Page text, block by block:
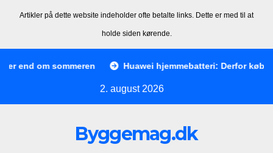
Artikler på dette website indeholder ofte betalte links. Dette er med til at
holde siden kørende.
Huawei hjemmebatteri: Derfor køber de fleste
2. august 2026
Byggemag.dk